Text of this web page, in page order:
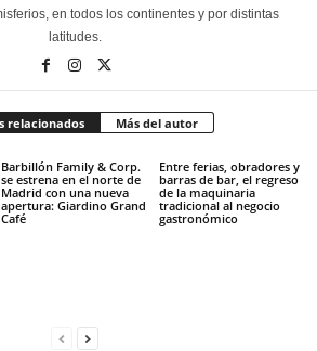
en todos los continentes y por distintas
latitudes.
relacionados Más del autor
Barbillón Family & Corp.
se estrena en el norte de
Madrid con una nueva
apertura: Giardino Grand
Café
Entre ferias, obradores y
barras de bar, el regreso
de la maquinaria
tradicional al negocio
gastronómico